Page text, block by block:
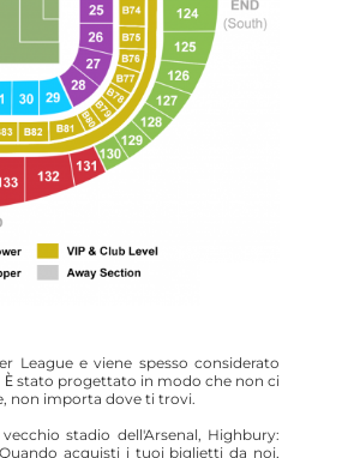
League e viene spesso considerato
stato progettato in modo che non ci
non importa dove ti trovi.
stadio dell'Arsenal, Highbury:
acquisti i tuoi biglietti da noi,
Accetto la Privacy &
saperne di più